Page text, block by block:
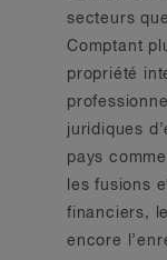
secteurs
Comptant
propriété
juridiques
pays
les fusions
financiers,
encore